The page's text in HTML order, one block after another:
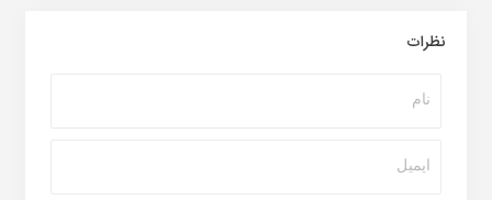
نظرات